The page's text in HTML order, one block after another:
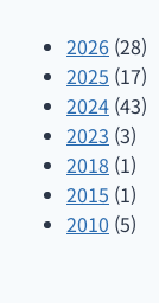
2026 (28)
2025 (17)
2024 (43)
2023 (3)
2018 (1)
2015 (1)
2010 (5)